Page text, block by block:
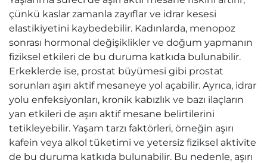
çünkü kaslar zamanla zayıflar ve idrar kesesi
elastikiyetini kaybedebilir. Kadınlarda, menopoz
sonrası hormonal değişiklikler ve doğum yapmanın
fiziksel etkileri de bu duruma katkıda bulunabilir.
Erkeklerde ise, prostat büyümesi gibi prostat
sorunları aşırı aktif mesaneye yol açabilir. Ayrıca, idrar
yolu enfeksiyonları, kronik kabızlık ve bazı ilaçların
yan etkileri de aşırı aktif mesane belirtilerini
tetikleyebilir. Yaşam tarzı faktörleri, örneğin aşırı
kafein veya alkol tüketimi ve yetersiz fiziksel aktivite
de bu duruma katkıda bulunabilir. Bu nedenle, aşırı